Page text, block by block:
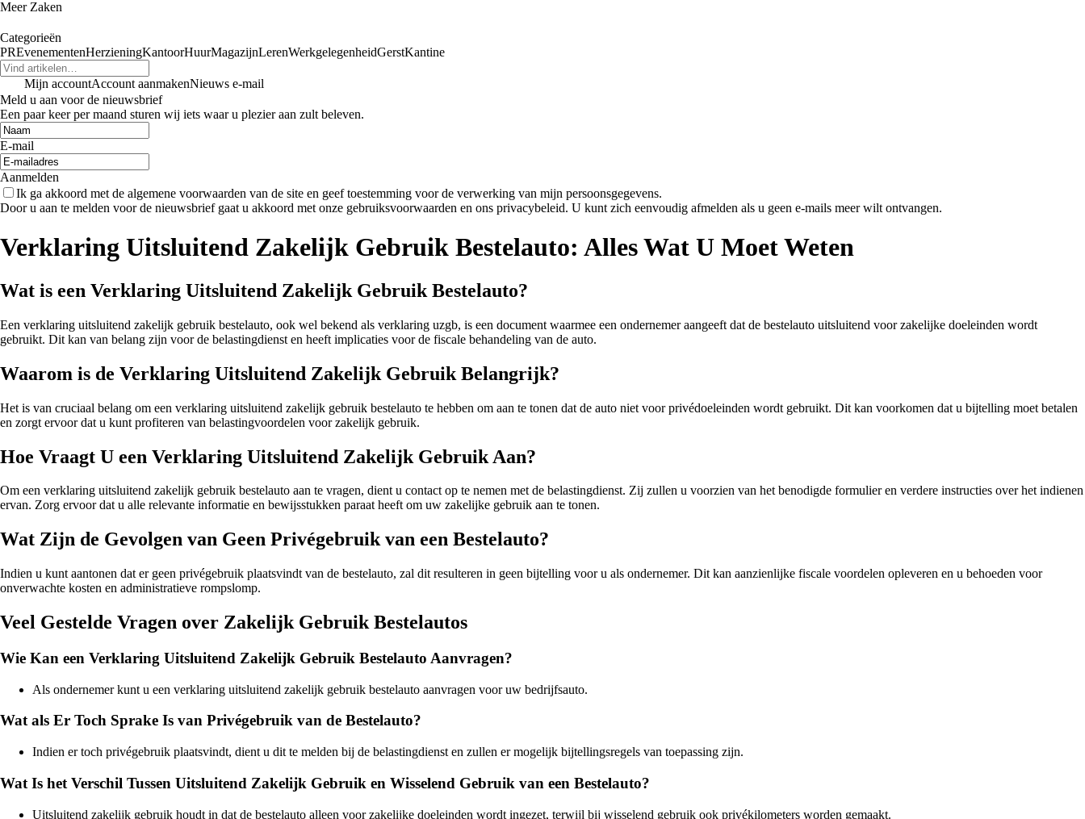
Meer Zaken
Categorieën
PREvenementenHerzieningKantoorHuurMagazijnLerenWerkgelegenheidGerstKantine
Mijn accountAccount aanmakenNieuws e-mail
Meld u aan voor de nieuwsbrief
Een paar keer per maand sturen wij iets waar u plezier aan zult beleven.
E-mail
Aanmelden
Ik ga akkoord met de algemene voorwaarden van de site en geef toestemming voor de verwerking van mijn persoonsgegevens.
Door u aan te melden voor de nieuwsbrief gaat u akkoord met onze gebruiksvoorwaarden en ons privacybeleid. U kunt zich eenvoudig afmelden als u geen e-mails meer wilt ontvangen.
Verklaring Uitsluitend Zakelijk Gebruik Bestelauto: Alles Wat U Moet Weten
Wat is een Verklaring Uitsluitend Zakelijk Gebruik Bestelauto?
Een verklaring uitsluitend zakelijk gebruik bestelauto, ook wel bekend als verklaring uzgb, is een document waarmee een ondernemer aangeeft dat de bestelauto uitsluitend voor zakelijke doeleinden wordt
gebruikt. Dit kan van belang zijn voor de belastingdienst en heeft implicaties voor de fiscale behandeling van de auto.
Waarom is de Verklaring Uitsluitend Zakelijk Gebruik Belangrijk?
Het is van cruciaal belang om een verklaring uitsluitend zakelijk gebruik bestelauto te hebben om aan te tonen dat de auto niet voor privédoeleinden wordt gebruikt. Dit kan voorkomen dat u bijtelling moet betalen
en zorgt ervoor dat u kunt profiteren van belastingvoordelen voor zakelijk gebruik.
Hoe Vraagt U een Verklaring Uitsluitend Zakelijk Gebruik Aan?
Om een verklaring uitsluitend zakelijk gebruik bestelauto aan te vragen, dient u contact op te nemen met de belastingdienst. Zij zullen u voorzien van het benodigde formulier en verdere instructies over het indienen
ervan. Zorg ervoor dat u alle relevante informatie en bewijsstukken paraat heeft om uw zakelijke gebruik aan te tonen.
Wat Zijn de Gevolgen van Geen Privégebruik van een Bestelauto?
Indien u kunt aantonen dat er geen privégebruik plaatsvindt van de bestelauto, zal dit resulteren in geen bijtelling voor u als ondernemer. Dit kan aanzienlijke fiscale voordelen opleveren en u behoeden voor
onverwachte kosten en administratieve rompslomp.
Veel Gestelde Vragen over Zakelijk Gebruik Bestelautos
Wie Kan een Verklaring Uitsluitend Zakelijk Gebruik Bestelauto Aanvragen?
Als ondernemer kunt u een verklaring uitsluitend zakelijk gebruik bestelauto aanvragen voor uw bedrijfsauto.
Wat als Er Toch Sprake Is van Privégebruik van de Bestelauto?
Indien er toch privégebruik plaatsvindt, dient u dit te melden bij de belastingdienst en zullen er mogelijk bijtellingsregels van toepassing zijn.
Wat Is het Verschil Tussen Uitsluitend Zakelijk Gebruik en Wisselend Gebruik van een Bestelauto?
Uitsluitend zakelijk gebruik houdt in dat de bestelauto alleen voor zakelijke doeleinden wordt ingezet, terwijl bij wisselend gebruik ook privékilometers worden gemaakt.